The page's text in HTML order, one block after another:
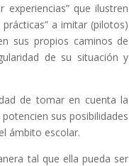
que ilustren
a imitar (pilotos)
sus propios caminos de
de su situación y
de tomar en cuenta la
sus posibilidades
ámbito escolar.
tal que ella pueda ser